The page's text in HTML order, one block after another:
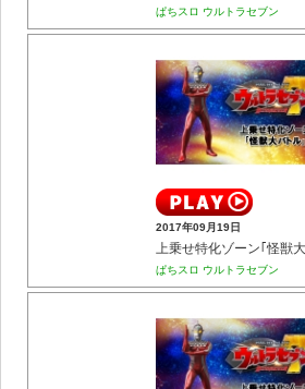
ぱちスロ ウルトラセブン
2017年09月19日
ぱちスロ ウルトラセブン